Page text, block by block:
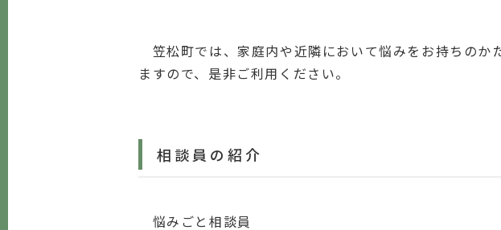
笠松町では、家庭内や近隣において悩みをお持ちのか
ますので、是非ご利用ください。
相談員の紹介
悩みごと相談員